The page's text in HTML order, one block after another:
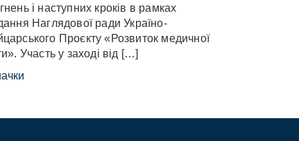
і наступних кроків в рамках
Наглядової ради Україно-
Проєкту «Розвиток медичної
Участь у заході від […]